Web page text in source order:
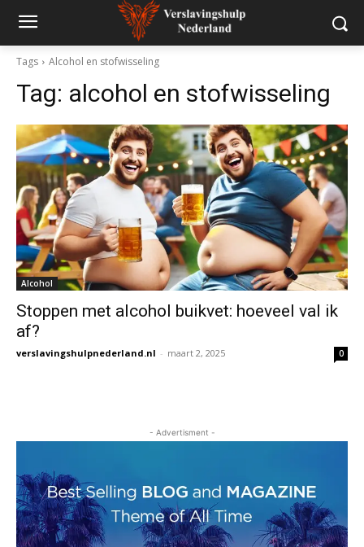
Tags Alcohol en stofwisseling
Tag: alcohol en stofwisseling
Alcohol
Stoppen met alcohol buikvet: hoeveel val ik
af?
verslavingshulpnederland.nl - maart 2, 2025 0
- Advertisment -